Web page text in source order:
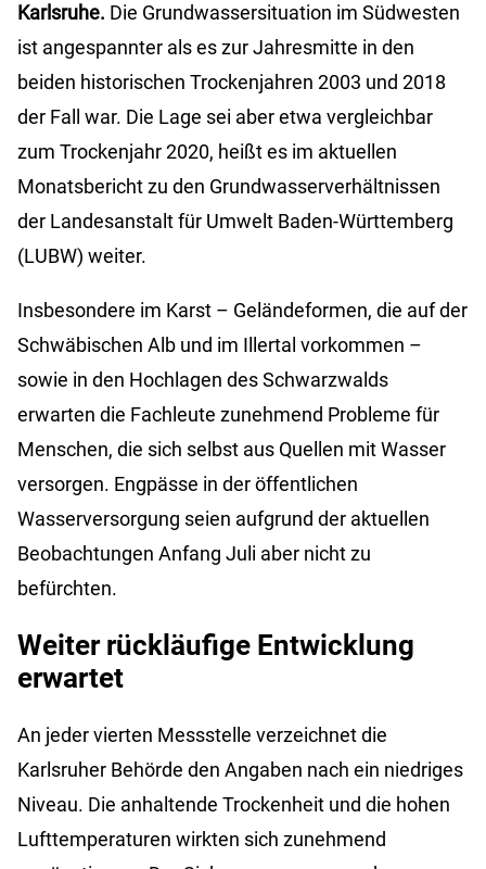
Karlsruhe. Die Grundwassersituation im Südwesten
ist angespannter als es zur Jahresmitte in den
beiden historischen Trockenjahren 2003 und 2018
der Fall war. Die Lage sei aber etwa vergleichbar
zum Trockenjahr 2020, heißt es im aktuellen
Monatsbericht zu den Grundwasserverhältnissen
der Landesanstalt für Umwelt Baden-Württemberg
(LUBW) weiter.
Insbesondere im Karst – Geländeformen, die auf der
Schwäbischen Alb und im Illertal vorkommen –
sowie in den Hochlagen des Schwarzwalds
erwarten die Fachleute zunehmend Probleme für
Menschen, die sich selbst aus Quellen mit Wasser
versorgen. Engpässe in der öffentlichen
Wasserversorgung seien aufgrund der aktuellen
Beobachtungen Anfang Juli aber nicht zu
befürchten.
Weiter rückläufige Entwicklung
erwartet
An jeder vierten Messstelle verzeichnet die
Karlsruher Behörde den Angaben nach ein niedriges
Niveau. Die anhaltende Trockenheit und die hohen
Lufttemperaturen wirkten sich zunehmend